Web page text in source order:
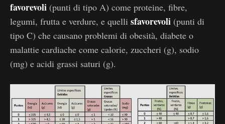
favorevoli (punti di tipo A) come proteine, fibre,
legumi, frutta e verdure, e quelli sfavorevoli (punti di
tipo C) che causano problemi di obesità, diabete o
malattie cardiache come calorie, zuccheri (g), sodio
(mg) e acidi grassi saturi (g).